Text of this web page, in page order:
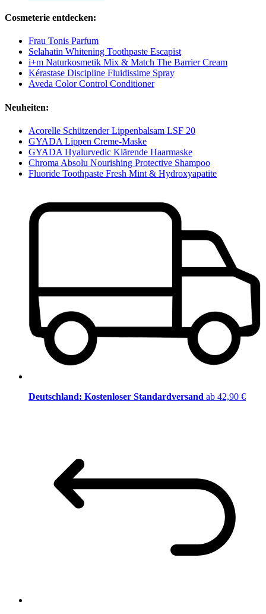
Cosmeterie entdecken:
Frau Tonis Parfum
Selahatin Whitening Toothpaste Escapist
i+m Naturkosmetik Mix & Match The Barrier Cream
Kérastase Discipline Fluidissime Spray
Aveda Color Control Conditioner
Neuheiten:
Acorelle Schützender Lippenbalsam LSF 20
GYADA Lippen Creme-Maske
GYADA Hyalurvedic Klärende Haarmaske
Chroma Absolu Nourishing Protective Shampoo
Fluoride Toothpaste Fresh Mint & Hydroxyapatite
Deutschland: Kostenloser Standardversand ab 42,90 €